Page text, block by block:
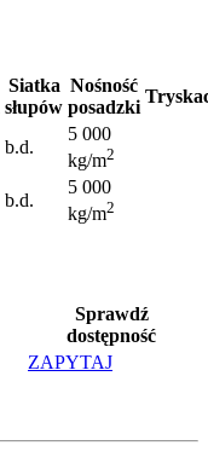
Siatka
słupów
Nośność
posadzki
b.d.
5 000
kg/m2
b.d.
5 000
kg/m2
Sprawdź
dostępność
ZAPYTAJ